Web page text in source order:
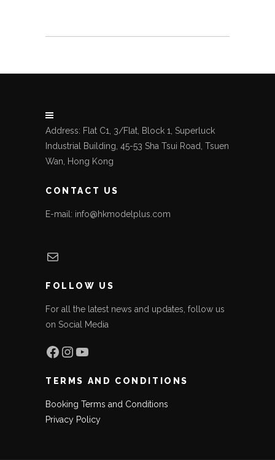
Address: Flat C1, 3/Flat, Block 1, Superluck
Industrial Building, 45-53 Sha Tsui Road, Tsuen
Wan, Hong Kong
CONTACT US
E-mail: info@hkmodelplus.com
Mail
FOLLOW US
For all the latest news and updates, follow us
on Social Media
Facebook
Instagram
YouTube
TERMS AND CONDITIONS
Booking Terms and Conditions
Privacy Policy